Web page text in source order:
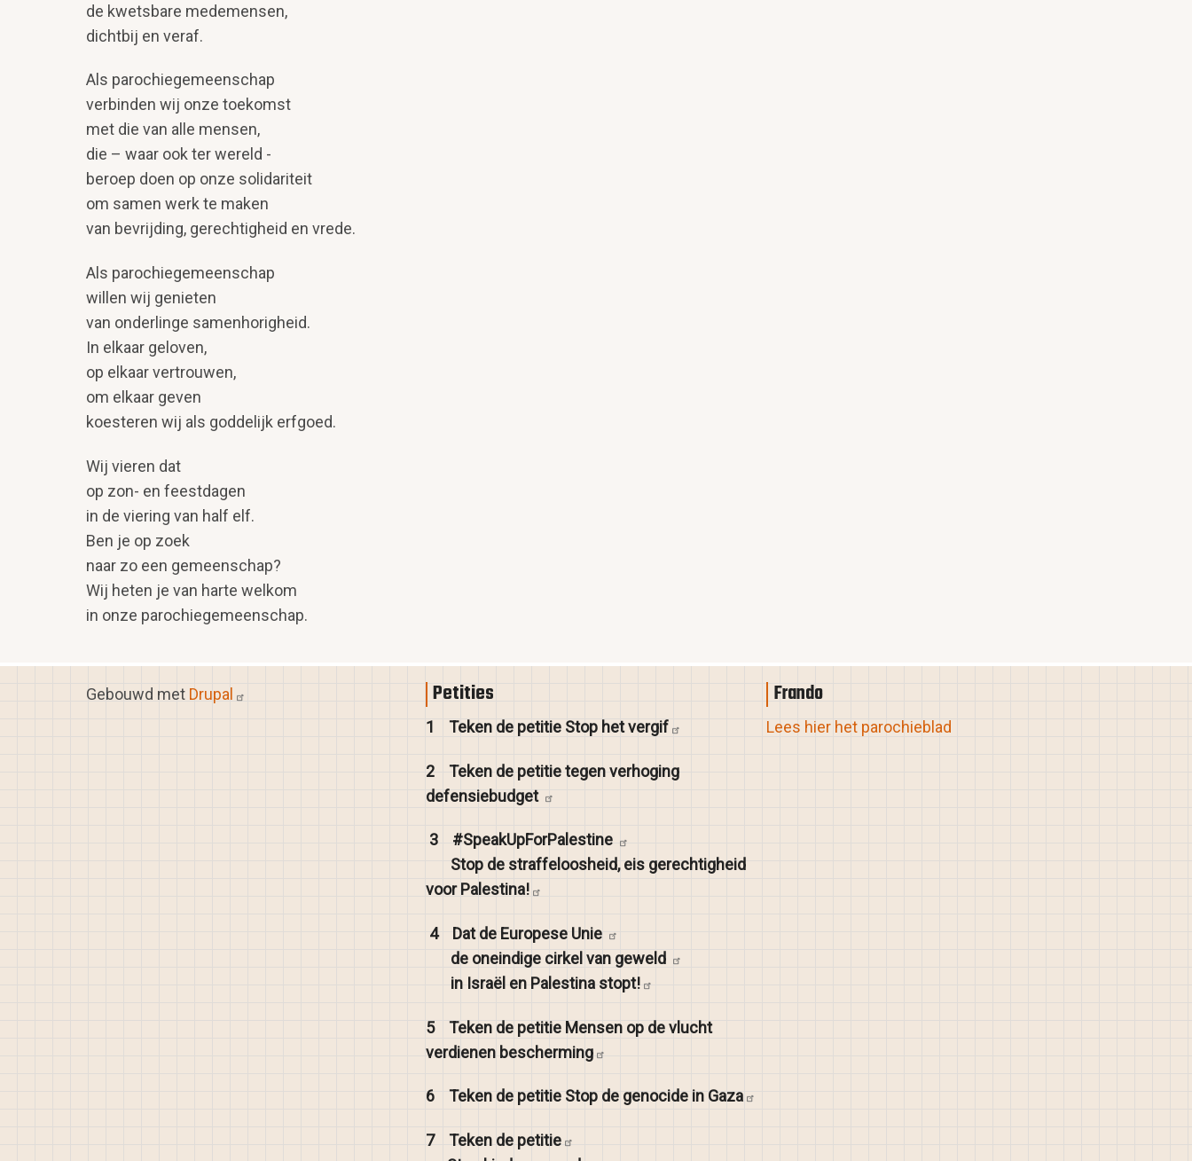
de kwetsbare medemensen,
dichtbij en veraf.
Als parochiegemeenschap
verbinden wij onze toekomst
met die van alle mensen,
die – waar ook ter wereld -
beroep doen op onze solidariteit
om samen werk te maken
van bevrijding, gerechtigheid en vrede.
Als parochiegemeenschap
willen wij genieten
van onderlinge samenhorigheid.
In elkaar geloven,
op elkaar vertrouwen,
om elkaar geven
koesteren wij als goddelijk erfgoed.
Wij vieren dat
op zon- en feestdagen
in de viering van half elf.
Ben je op zoek
naar zo een gemeenschap?
Wij heten je van harte welkom
in onze parochiegemeenschap.
Gebouwd met Drupal Petities
1Teken de petitie Stop hetvergif
2Teken de petitie tegen verhoging
defensiebudget
3
#SpeakUpForPalestine
Stop de straffeloosheid, eis gerechtigheid
voorPalestina!
4 Dat de Europese Unie
de oneindige cirkel van geweld
in Israël en Palestina stopt!
5Teken de petitie Mensen op de vlucht
verdienen bescherming
6Teken de petitie Stop de genocide in Gaza
7Teken de petitie
Frando
Lees hier het parochieblad